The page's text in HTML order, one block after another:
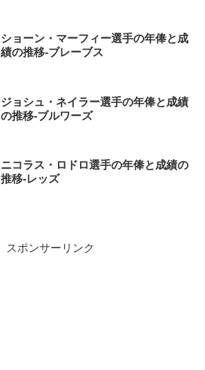
ショーン・マーフィー選手の年俸と成
績の推移-ブレーブス
ジョシュ・ネイラー選手の年俸と成績
の推移-ブルワーズ
ニコラス・ロドロ選手の年俸と成績の
推移-レッズ
スポンサーリンク